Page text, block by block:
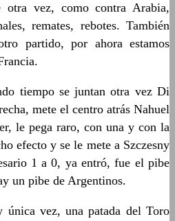
otra vez, como contra Arabia,
remates, rebotes. También
partido, por ahora estamos
tiempo se juntan otra vez Di
mete el centro atrás Nahuel
le pega raro, con una y con la
efecto y se le mete a Szczesny
1 a 0, ya entró, fue el pibe
un pibe de Argentinos.
vez, una patada del Toro